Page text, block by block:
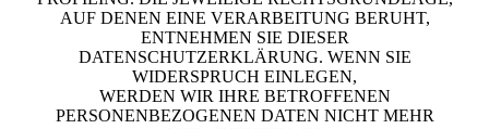
AUF DENEN EINE VERARBEITUNG BERUHT,
ENTNEHMEN SIE DIESER
DATENSCHUTZERKLÄRUNG. WENN SIE
WIDERSPRUCH EINLEGEN,
WERDEN WIR IHRE BETROFFENEN
PERSONENBEZOGENEN DATEN NICHT MEHR